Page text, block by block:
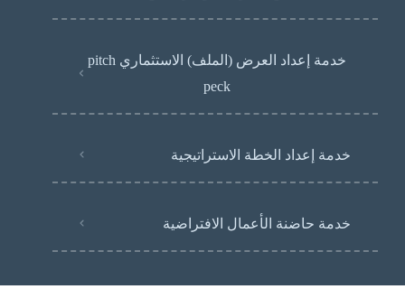
خدمة إعداد العرض (الملف) الاستثماري pitch
peck
خدمة إعداد الخطة الاستراتيجية
خدمة حاضنة الأعمال الافتراضية